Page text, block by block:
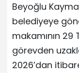
Beyoğlu
belediyeye
makamının
görevden
2026’dan